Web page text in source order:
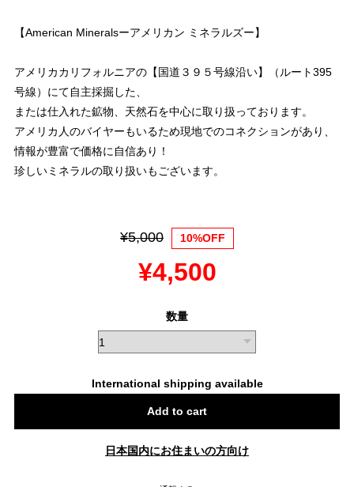
【American Mineralsーアメリカン ミネラルズー】
アメリカカリフォルニアの【国道３９５号線沿い】（ルート395
号線）にて自主採掘した、
または仕入れた鉱物、天然石を中心に取り扱っております。
アメリカ人のバイヤーもいるため現地でのコネクションがあり、
情報が豊富で価格に自信あり！
珍しいミネラルの取り扱いもございます。
¥5,000 10%OFF
¥4,500
数量
International shipping available
Add to cart
日本国内にお住まいの方向け